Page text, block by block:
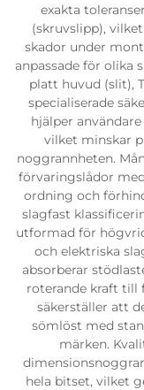
exakta
(skruvslipp),
skador under
anpassade för olika
platt huvud (slit),
specialiserade
hjälper
vilket minskar
noggrannheten.
förvaringslådor
ordning och
slagfast
utformad för
och elektriska
absorberar
roterande kraft till
säkerställer att
sömlöst med
märken.
hela bitset, vilket